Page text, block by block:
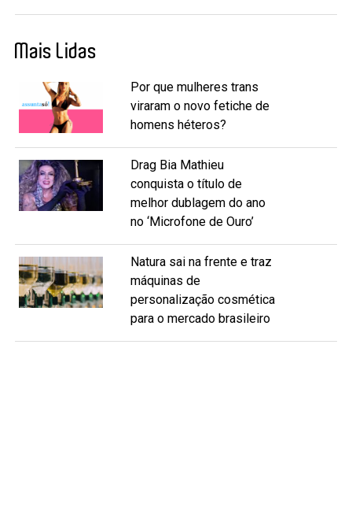
Mais Lidas
Por que mulheres trans
viraram o novo fetiche de
homens héteros?
Drag Bia Mathieu
conquista o título de
melhor dublagem do ano
no ‘Microfone de Ouro’
Natura sai na frente e traz
máquinas de
personalização cosmética
para o mercado brasileiro